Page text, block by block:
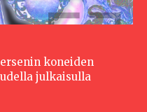
koneiden
julkaisulla